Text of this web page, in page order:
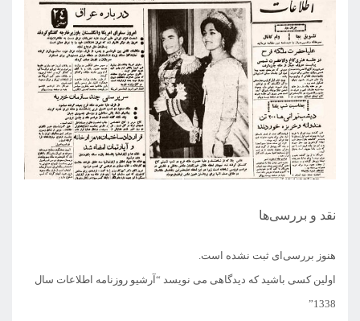
نقد و بررسی‌ها
هنوز بررسی‌ای ثبت نشده است.
اولین کسی باشید که دیدگاهی می نویسد “آرشیو روزنامه اطلاعات سال
1338”